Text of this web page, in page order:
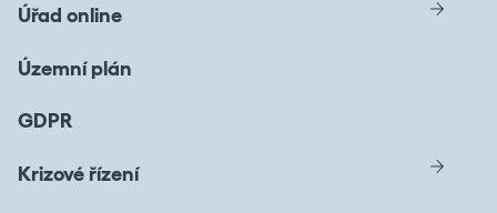
Úřad online
Územní plán
GDPR
Krizové řízení